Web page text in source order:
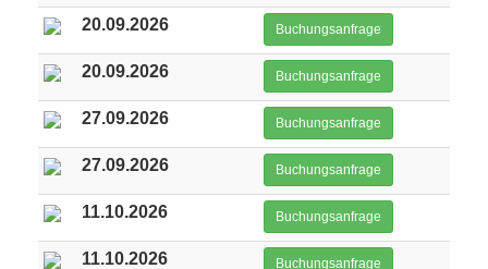
20.09.2026 Buchungsanfrage
20.09.2026 Buchungsanfrage
27.09.2026 Buchungsanfrage
27.09.2026 Buchungsanfrage
11.10.2026 Buchungsanfrage
11.10.2026 Buchungsanfrage